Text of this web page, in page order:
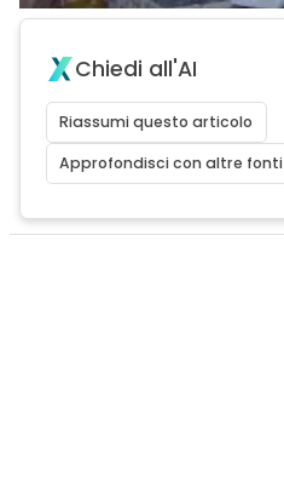
Chiedi all'AI
Riassumi questo articolo
Approfondisci con altre fonti